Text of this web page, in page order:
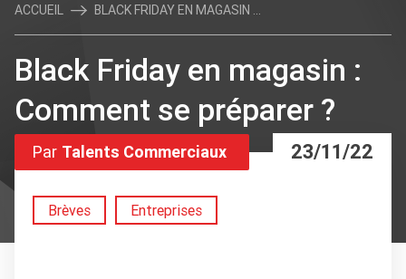
ACCUEIL BLACK FRIDAY EN MAGASIN ...
Black Friday en magasin :
Comment se préparer ?
23/11/22
Par Talents Commerciaux
Brèves Entreprises